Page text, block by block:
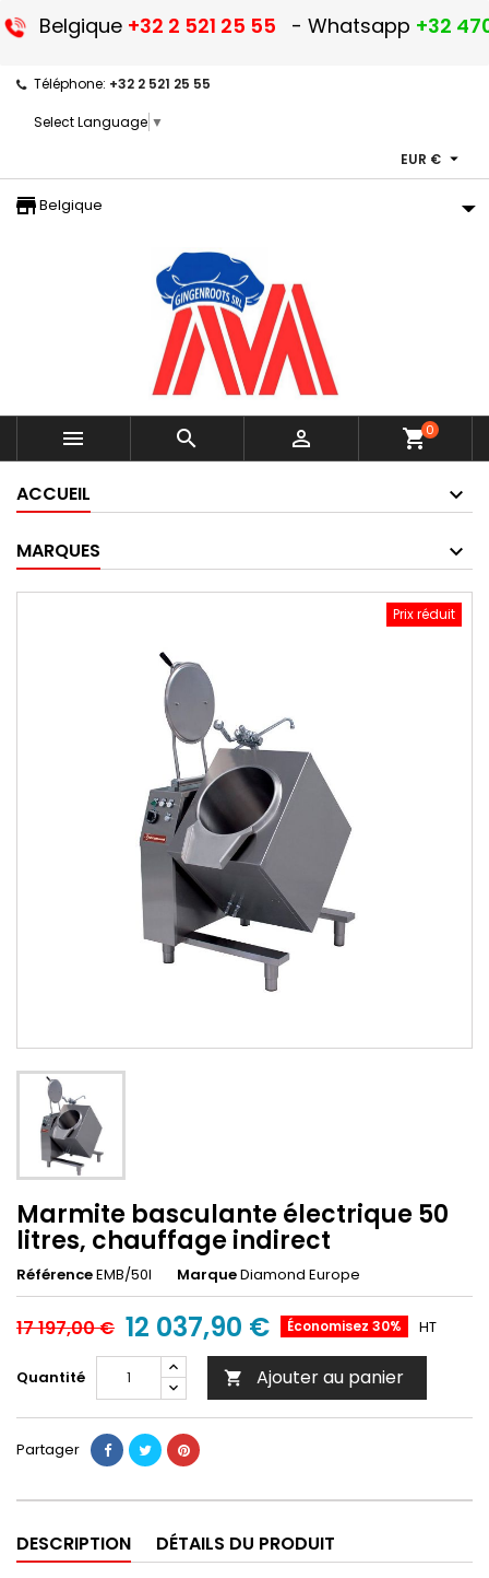
Belgique +32 2 521 25 55 - Whatsapp +32
Téléphone: +32 2 521 25 55
Select Language ▼
EUR € 
storefront
Belgique
   shopping_cart0
ACCUEIL
MARQUES
Prix réduit
Marmite basculante électrique 50
litres, chauffage indirect
RéférenceEMB/50I MarqueDiamond Europe
17 197,00 € 12 037,90 € Économisez 30% HT
Quantité  Ajouter au panier
Partager
DESCRIPTION DÉTAILS DU PRODUIT